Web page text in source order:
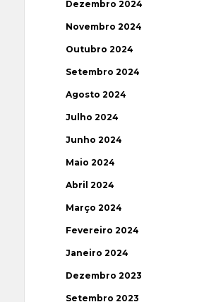
Dezembro 2024
Novembro 2024
Outubro 2024
Setembro 2024
Agosto 2024
Julho 2024
Junho 2024
Maio 2024
Abril 2024
Março 2024
Fevereiro 2024
Janeiro 2024
Dezembro 2023
Setembro 2023